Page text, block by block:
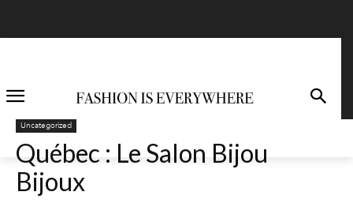
Uncategorized
Québec : Le Salon Bijou
Bijoux